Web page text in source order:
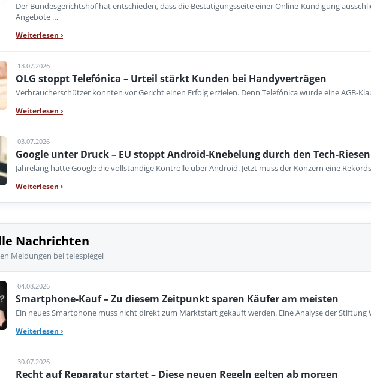
Der Bundesgerichtshof hat entschieden, dass die Bestätigungsseite einer Online-Kündigung
Angebote …
Weiterlesen ›
13.07.2026
OLG stoppt Telefónica – Urteil stärkt Kunden bei Handyverträgen
Verbraucherschützer konnten vor Gericht einen Erfolg erzielen. Denn Telefónica wurde eine AGB-
Weiterlesen ›
03.07.2026
Google unter Druck – EU stoppt Android-Knebelung durch den Tech-Riesen
Jahrelang hatte Google die vollständige Kontrolle über Android. Jetzt muss der Konzern eine
Weiterlesen ›
Nachrichten
Meldungen bei telespiegel
04.08.2026
Smartphone-Kauf – Zu diesem Zeitpunkt sparen Käufer am meisten
Ein neues Smartphone muss nicht direkt zum Marktstart gekauft werden. Eine Analyse der Stiftung
Weiterlesen ›
30.07.2026
Recht auf Reparatur startet – Diese neuen Regeln gelten ab morgen